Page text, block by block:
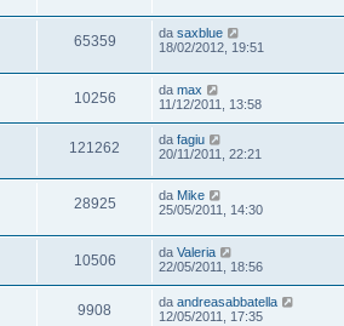
65359 da saxblue
18/02/2012, 19:51
10256 da max
11/12/2011, 13:58
121262 da fagiu
20/11/2011, 22:21
28925 da Mike
25/05/2011, 14:30
10506 da Valeria
22/05/2011, 18:56
9908 da andreasabbatella
12/05/2011, 17:35